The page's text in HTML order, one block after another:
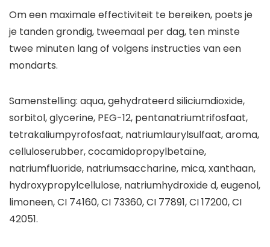
Om een maximale effectiviteit te bereiken, poets je
je tanden grondig, tweemaal per dag, ten minste
twee minuten lang of volgens instructies van een
mondarts.
Samenstelling: aqua, gehydrateerd siliciumdioxide,
sorbitol, glycerine, PEG-12, pentanatriumtrifosfaat,
tetrakaliumpyrofosfaat, natriumlaurylsulfaat, aroma,
celluloserubber, cocamidopropylbetaïne,
natriumfluoride, natriumsaccharine, mica, xanthaan,
hydroxypropylcellulose, natriumhydroxide d, eugenol,
limoneen, CI 74160, CI 73360, CI 77891, CI 17200, CI
42051.